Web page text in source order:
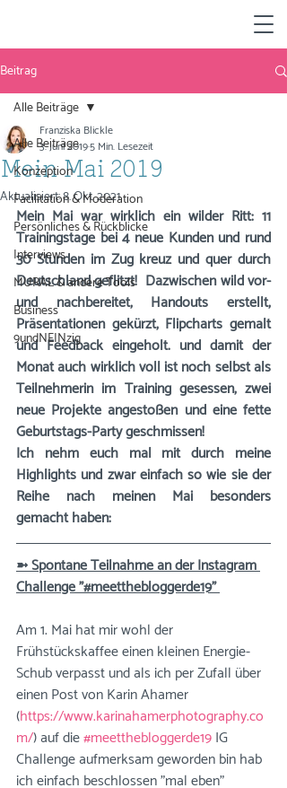
Beitrag
Alle Beiträge
Konzeption
Facilitation & Moderation
Persönliches & Rückblicke
Interviews
MURAL & andere Tools
Business
9undNEINzig
Alle Beiträge
Mein Mai 2019
Franziska Blickle
3. Juni 20195 Min. Lesezeit
Aktualisiert:8. Okt. 2021
Mein Mai war wirklich ein wilder Ritt: 11
Trainingstage bei 4 neue Kunden und rund
30 Stunden im Zug kreuz und quer durch
Deutschland geflitzt!  Dazwischen wild vor-
und nachbereitet, Handouts erstellt,
Präsentationen gekürzt, Flipcharts gemalt
und Feedback eingeholt. und damit der
Monat auch wirklich voll ist noch selbst als
Teilnehmerin im Training gesessen, zwei
neue Projekte angestoßen und eine fette
Geburtstags-Party geschmissen!
Ich nehm euch mal mit durch meine
Highlights und zwar einfach so wie sie der
Reihe nach meinen Mai besonders
gemacht haben:
➼ Spontane Teilnahme an der Instagram
Challenge "#meetthebloggerde19"
Am 1. Mai hat mir wohl der
Frühstückskaffee einen kleinen Energie-
Schub verpasst und als ich per Zufall über
einen Post von Karin Ahamer
(https://www.karinahamerphotography.co
m/) auf die #meetthebloggerde19 IG
Challenge aufmerksam geworden bin hab
ich einfach beschlossen "mal eben"